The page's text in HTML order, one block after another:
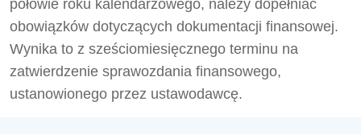
połowie roku kalendarzowego, należy dopełniać
obowiązków dotyczących dokumentacji finansowej.
Wynika to z sześciomiesięcznego terminu na
zatwierdzenie sprawozdania finansowego,
ustanowionego przez ustawodawcę.